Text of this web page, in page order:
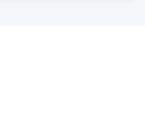
UStG)